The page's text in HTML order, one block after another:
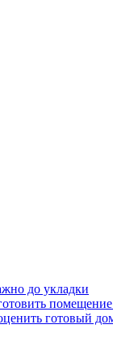
до укладки
готовый